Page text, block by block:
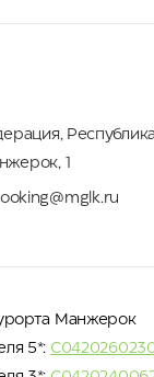
,
1
Манжерок
5*: